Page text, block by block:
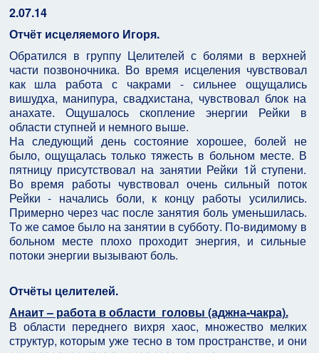
2.07.14
Отчёт исцеляемого Игоря.
Обратился в группу Целителей с болями в верхней
части позвоночника. Во время исцеления чувствовал
как шла работа с чакрами - сильнее ощущались
вишудха, манипура, свадхистана, чувствовал блок на
анахате. Ощушалось скопление энергии Рейки в
области ступней и немного выше.
На следующий день состояние хорошее, болей не
было, ощущалась только тяжесть в больном месте. В
пятницу присутствовал на занятии Рейки 1й ступени.
Во время работы чувствовал очень сильный поток
Рейки - начались боли, к концу работы усилились.
Примерно через час после занятия боль уменьшилась.
То же самое было на занятии в субботу. По-видимому в
больном месте плохо проходит энергия, и сильные
потоки энергии вызывают боль.
Отчёты целителей.
Анаит – работа в области головы (аджна-чакра).
В области переднего вихря хаос, множество мелких
структур, которым уже тесно в том пространстве, и они